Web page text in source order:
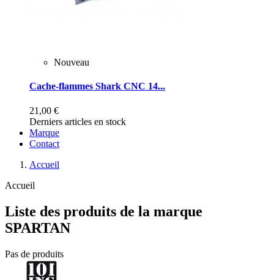
Nouveau
Cache-flammes Shark CNC 14...
21,00 €
Derniers articles en stock
Marque
Contact
Accueil
Accueil
Liste des produits de la marque
SPARTAN
Pas de produits